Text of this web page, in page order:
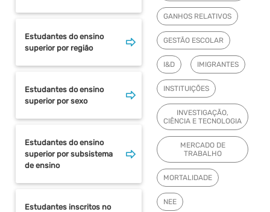
Estudantes do ensino
superior por região
Estudantes do ensino
superior por sexo
Estudantes do ensino
superior por subsistema
de ensino
Estudantes inscritos no
GANHOS RELATIVOS
GESTÃO ESCOLAR
I&D IMIGRANTES
INSTITUIÇÕES
INVESTIGAÇÃO,
CIÊNCIA E TECNOLOGIA
MERCADO DE
TRABALHO
MORTALIDADE
NEE